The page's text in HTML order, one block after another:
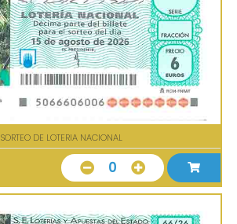
SORTEO DE LOTERIA NACIONAL
0